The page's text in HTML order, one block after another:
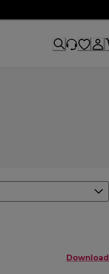
Download